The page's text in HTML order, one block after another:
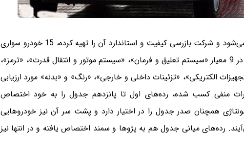
این گزارش که به شهریورماه مربوط می‌شود و شرکت بازرسی کیفیت و استاندارد آن را تهیه کرده، 15 خودرو سواری
را در خود جای داده و این خودروها در 9 معیار «سیستم تعلیق و فرمان»، «سیستم موتور و انتقال قدرت»، «ترمز»،
الکتریکی»، «تزئینات داخلی و خارجی»، «رنگ» و «بدنه» مورد ارزیابی
منفی کسب شده، رده‌های اول تا پانزدهم جدول را به خود اختصاص
همچنان صدر جدول را در اختیار دارد و پشت سر آن نیز خودروهایی
رده‌های میانی جدول هم به پژوها و سمند اختصاص یافته و در انتها نیز